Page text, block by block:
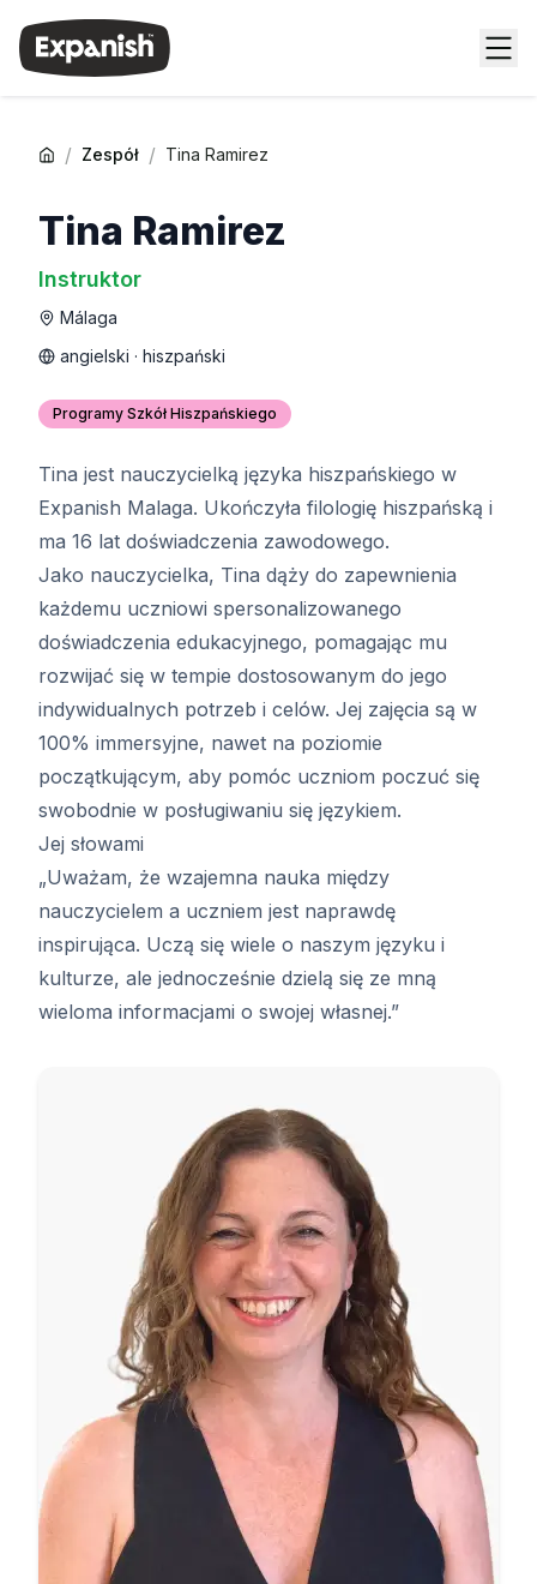
/ Zespół / Tina Ramirez
Tina Ramirez
Instruktor
Málaga
angielski · hiszpański
Programy Szkół Hiszpańskiego
Tina jest nauczycielką języka hiszpańskiego w
Expanish Malaga. Ukończyła filologię hiszpańską i
ma 16 lat doświadczenia zawodowego.
Jako nauczycielka, Tina dąży do zapewnienia
każdemu uczniowi spersonalizowanego
doświadczenia edukacyjnego, pomagając mu
rozwijać się w tempie dostosowanym do jego
indywidualnych potrzeb i celów. Jej zajęcia są w
100% immersyjne, nawet na poziomie
początkującym, aby pomóc uczniom poczuć się
swobodnie w posługiwaniu się językiem.
Jej słowami
„Uważam, że wzajemna nauka między
nauczycielem a uczniem jest naprawdę
inspirująca. Uczą się wiele o naszym języku i
kulturze, ale jednocześnie dzielą się ze mną
wieloma informacjami o swojej własnej.”